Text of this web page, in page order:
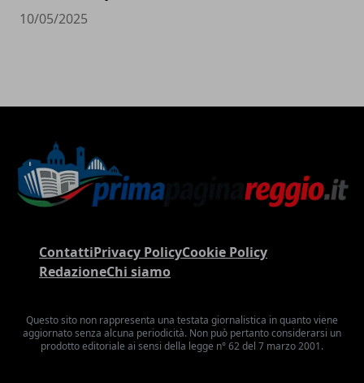
10/05/2025
ContattiPrivacy PolicyCookie Policy
RedazioneChi siamo
Questo sito non rappresenta una testata giornalistica in quanto viene
aggiornato senza alcuna periodicità. Non può pertanto considerarsi un
prodotto editoriale ai sensi della legge n° 62 del 7 marzo 2001.